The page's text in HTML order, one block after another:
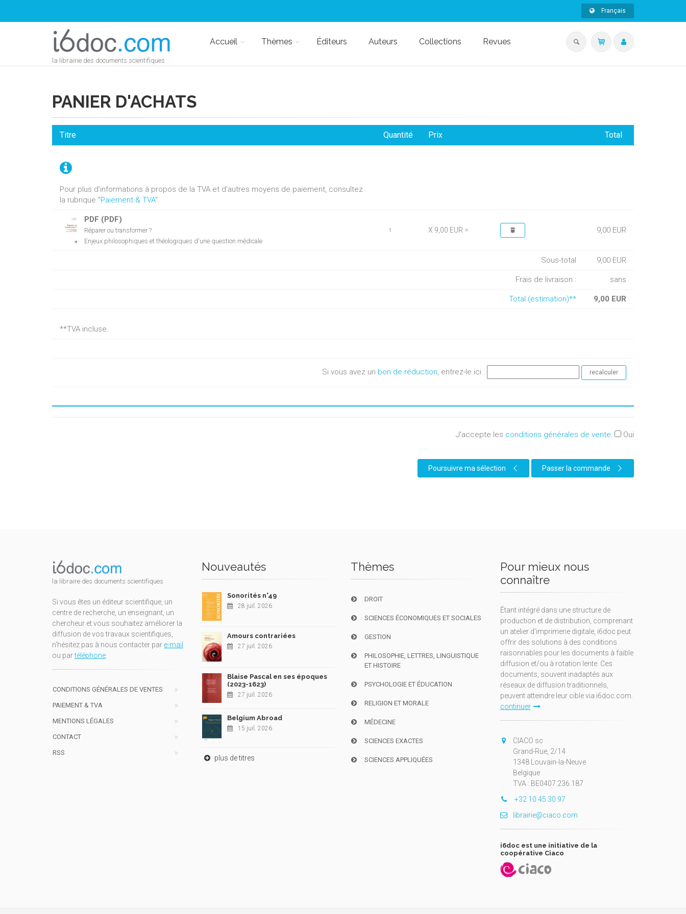
Français
la librairie des documents scientifiques
Accueil Thèmes Éditeurs Auteurs Collections Revues
PANIER D'ACHATS
Pour plus d'informations à propos de la TVA et d'autres moyens de paiement, consultez
la rubrique "Paiement & TVA".
Titre Quantité Prix Total
PDF (PDF)
Réparer ou transformer ?
Enjeux philosophiques et théologiques d'une question médicale
1 X 9,00 EUR = 9,00 EUR
Sous-total 9,00 EUR
Frais de livraison : sans
Total (estimation)** 9,00 EUR
**TVA incluse.
Si vous avez un bon de réduction, entrez-le ici :
J'accepte les conditions générales de vente: Oui
Poursuivre ma sélection Passer la commande
la libraire des documents scientifiques
Si vous êtes un éditeur scientifique, un
centre de recherche, un enseignant, un
chercheur et vous souhaitez améliorer la
diffusion de vos travaux scientifiques,
n'hésitez pas à nous contacter par e-mail
ou partéléphone.
CONDITIONS GÉNÉRALES DE VENTES
PAIEMENT & TVA
MENTIONS LÉGALES
CONTACT
RSS
Nouveautés
Sonorités n°49
28 juil. 2026
Amours contrariées
27 juil. 2026
Blaise Pascal en ses époques
(2023-1623)
27 juil. 2026
Belgium Abroad
15 juil. 2026
plus de titres
Thèmes
DROIT
SCIENCES ÉCONOMIQUES ET SOCIALES
GESTION
PHILOSOPHIE, LETTRES, LINGUISTIQUE
ET HISTOIRE
PSYCHOLOGIE ET ÉDUCATION
RELIGION ET MORALE
MÉDECINE
SCIENCES EXACTES
SCIENCES APPLIQUÉES
Pour mieux nous
connaître
Étant intégré dans une structure de
production et de distribution, comprenant
un atelier d'imprimerie digitale, i6doc peut
offrir des solutions à des conditions
raisonnables pour les documents à faible
diffusion et/ou à rotation lente. Ces
documents, souvent inadaptés aux
réseaux de diffusion traditionnels,
peuvent atteindre leur cible via i6doc.com.
continuer
CIACO sc
Grand-Rue, 2/14
1348 Louvain-la-Neuve
Belgique
TVA : BE0407.236.187
+32 10 45 30 97
librairie@ciaco.com
i6doc est une initiative de la
coopérative Ciaco